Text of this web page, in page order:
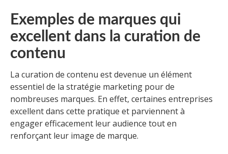
Exemples de marques qui
excellent dans la curation de
contenu
La curation de contenu est devenue un élément
essentiel de la stratégie marketing pour de
nombreuses marques. En effet, certaines entreprises
excellent dans cette pratique et parviennent à
engager efficacement leur audience tout en
renforçant leur image de marque.